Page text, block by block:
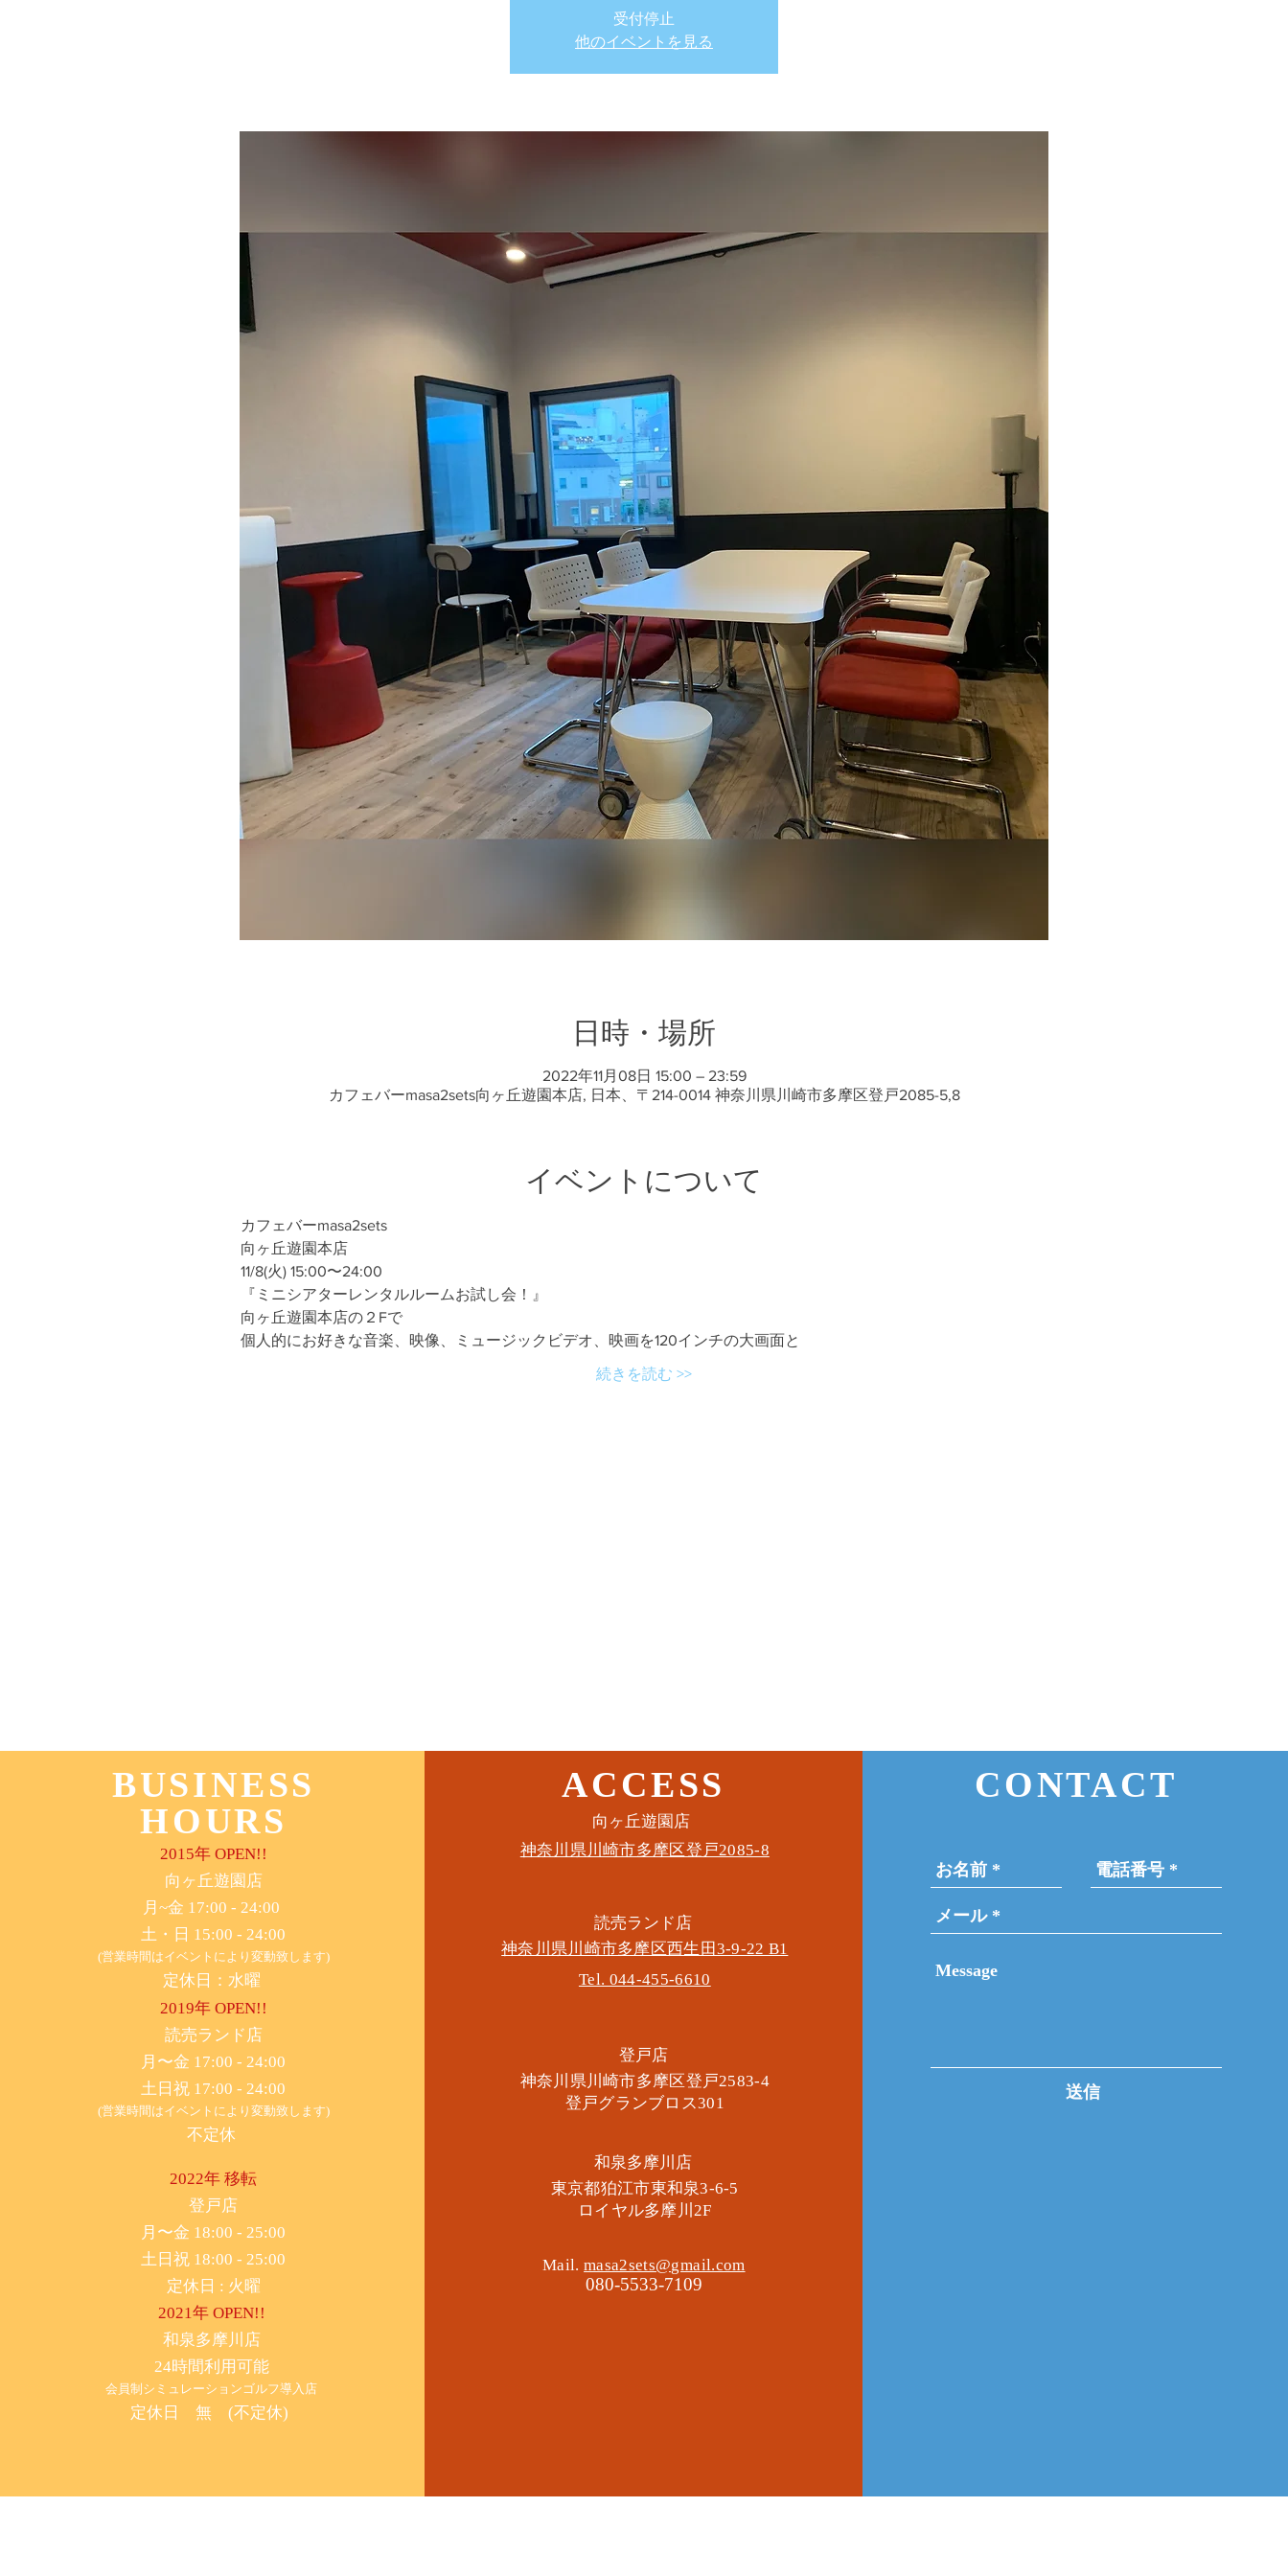
受付停止
他のイベントを見る
日時・場所
2022年11月08日 15:00 – 23:59
カフェバーmasa2sets向ヶ丘遊園本店, 日本、〒214-0014 神奈川県川崎市多摩区登戸2085-5,8
イベントについて
カフェバーmasa2sets
向ヶ丘遊園本店
11/8(火) 15:00〜24:00
『ミニシアターレンタルルームお試し会！』
向ヶ丘遊園本店の２Fで
個人的にお好きな音楽、映像、ミュージックビデオ、映画を120インチの大画面と
続きを読む >>
このイベントをシェア
BUSINESS
HOURS
2015年 OPEN!!
​向ヶ丘遊園店
月~金 17:00 - 24:00
土・日 15:00 - 24:00
(営業時間はイベントにより変動致します)
定休日：水曜
2019年 OPEN!!
​読売ランド店
月〜金 17:00 - 24:00
土日祝 17:00 - 24:00
(営業時間はイベントにより変動致します)
不定休
2022年 移転
​登戸店
月〜金 18:00 - 25:00
土日祝 18:00 - 25:00
​定休日 : 火曜
2021年 OPEN!!
​和泉多摩川店
24時間利用可能
​会員制シミュレーションゴルフ導入店
定休日 無 (不定休)
ACCESS
​向ヶ丘遊園店
神奈川県川崎市多摩区​登戸2085-8
​読売ランド店
神奈川県川崎市多摩区​西生田3-9-22 B1
Tel. 044-455-6610
​登戸店
神奈川県川崎市多摩区​登戸2583-4
​登戸グランブロス301
​和泉多摩川店
東京都狛江市東和泉3-6-5
​ロイヤル多摩川2F
Mail.masa2sets@gmail.com
080-5533-7109
CONTACT
送信